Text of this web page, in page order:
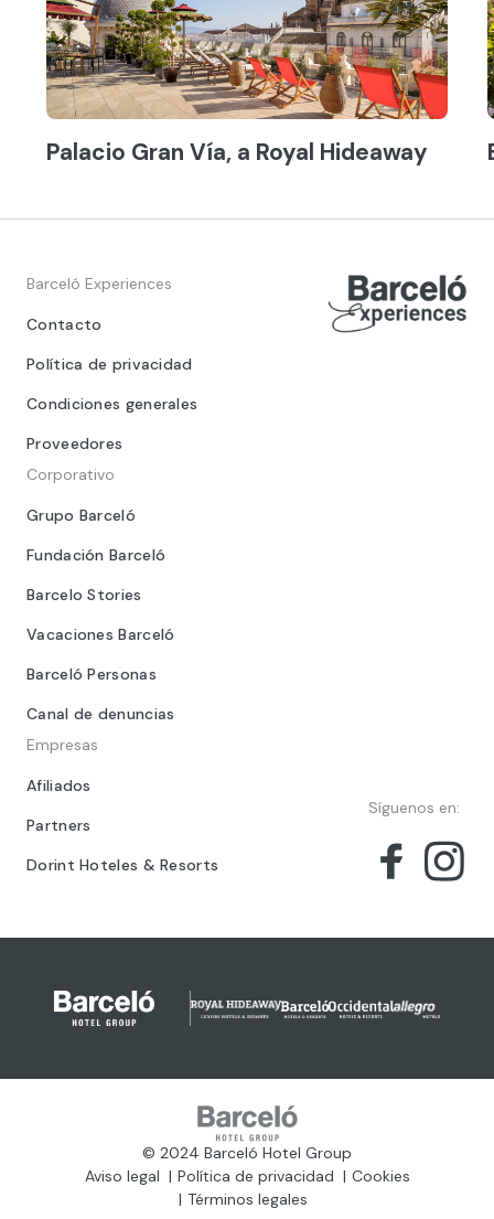
Palacio Gran Vía, a Royal Hideaway
Barceló Experiences
Contacto
Política de privacidad
Condiciones generales
Proveedores
Corporativo
Grupo Barceló
Fundación Barceló
Barcelo Stories
Vacaciones Barceló
Barceló Personas
Canal de denuncias
Empresas
Afiliados
Partners
Dorint Hoteles & Resorts
Síguenos en:
© 2024 Barceló Hotel Group
Aviso legal
Política de privacidad
Cookies
Términos legales